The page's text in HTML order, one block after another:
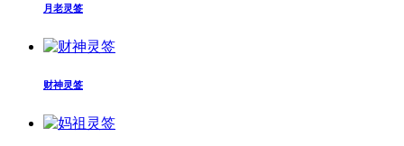
月老灵签
财神灵签